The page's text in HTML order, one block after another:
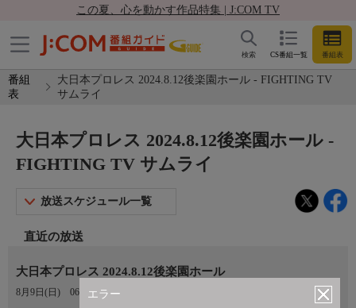
この夏、心を動かす作品特集 | J:COM TV
CS番組一覧 番組表
検索
番組
表
大日本プロレス 2024.8.12後楽園ホール - FIGHTING TV
サムライ
エラー
大日本プロレス 2024.8.12後楽園ホール -
FIGHTING TV サムライ
放送スケジュール一覧
直近の放送
大日本プロレス 2024.8.12後楽園ホール
8月9日(日) 06:00〜08:00